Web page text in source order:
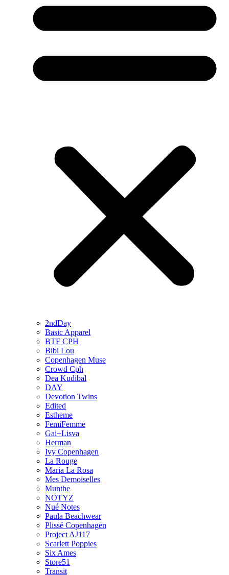
2ndDay
Basic Apparel
BTF CPH
Bibi Lou
Copenhagen Muse
Crowd Cph
Dea Kudibal
DAY
Devotion Twins
Edited
Estheme
FemiFemme
Gai+Lisva
Herman
Ivy Copenhagen
La Rouge
Maria La Rosa
Mes Demoiselles
Munthe
NOTYZ
Nué Notes
Paula Beachwear
Plissé Copenhagen
Project AJ117
Scarlett Poppies
Six Ames
Store51
Transit